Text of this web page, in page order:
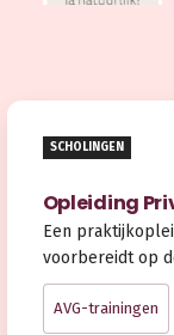
SCHOLINGEN
Opleiding
Een
voorbereidt op
AVG-trainingen